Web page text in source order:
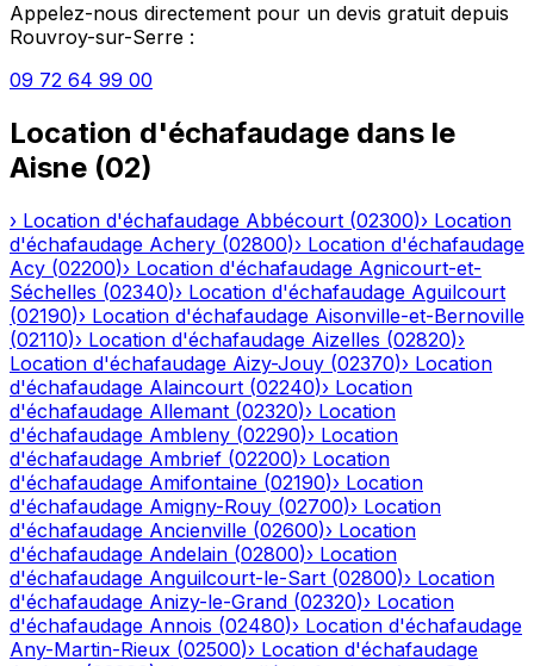
Appelez-nous directement pour un devis gratuit depuis
Rouvroy-sur-Serre :
09 72 64 99 00
Location d'échafaudage dans le
Aisne (02)
› Location d'échafaudage Abbécourt (02300)› Location
d'échafaudage Achery (02800)› Location d'échafaudage
Acy (02200)› Location d'échafaudage Agnicourt-et-
Séchelles (02340)› Location d'échafaudage Aguilcourt
(02190)› Location d'échafaudage Aisonville-et-Bernoville
(02110)› Location d'échafaudage Aizelles (02820)›
Location d'échafaudage Aizy-Jouy (02370)› Location
d'échafaudage Alaincourt (02240)› Location
d'échafaudage Allemant (02320)› Location
d'échafaudage Ambleny (02290)› Location
d'échafaudage Ambrief (02200)› Location
d'échafaudage Amifontaine (02190)› Location
d'échafaudage Amigny-Rouy (02700)› Location
d'échafaudage Ancienville (02600)› Location
d'échafaudage Andelain (02800)› Location
d'échafaudage Anguilcourt-le-Sart (02800)› Location
d'échafaudage Anizy-le-Grand (02320)› Location
d'échafaudage Annois (02480)› Location d'échafaudage
Any-Martin-Rieux (02500)› Location d'échafaudage